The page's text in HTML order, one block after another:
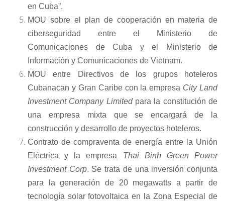
en Cuba”.
MOU sobre el plan de cooperación en materia de
ciberseguridad entre el Ministerio de
Comunicaciones de Cuba y el Ministerio de
Información y Comunicaciones de Vietnam.
MOU entre Directivos de los grupos hoteleros
Cubanacan y Gran Caribe con la empresa City Land
Investment Company Limitedpara la constitución de
una empresa mixta que se encargará de la
construcción y desarrollo de proyectos hoteleros.
Contrato de compraventa de energía entre la Unión
Eléctrica y la empresa Thai Binh Green Power
Investment Corp. Se trata de una inversión conjunta
para la generación de 20 megawatts a partir de
tecnología solar fotovoltaica en la Zona Especial de